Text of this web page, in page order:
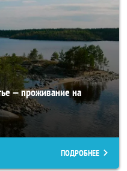
— проживание на
ПОДРОБНЕЕ